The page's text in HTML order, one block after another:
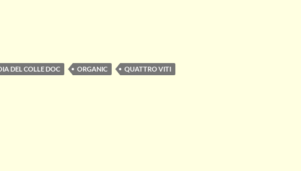
DEL COLLE DOC ORGANIC QUATTRO VITI